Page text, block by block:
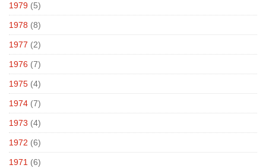
1979 (5)
1978 (8)
1977 (2)
1976 (7)
1975 (4)
1974 (7)
1973 (4)
1972 (6)
1971 (6)